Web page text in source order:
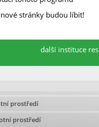
stránky budou líbit!
další instituce
prostředí
prostředí